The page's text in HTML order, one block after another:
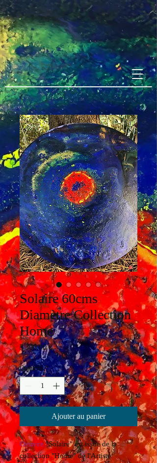
Solaire 60cms
Diamètre Collection
Home
3 300,00 €Prix
Quantité *
Ajouter au panier
Oeuvre"Solaire" est issue de la
collection "Home" de l'Artiste